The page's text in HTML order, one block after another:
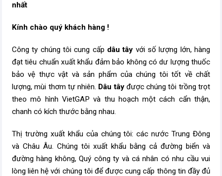
nhất
Kính chào quý khách hàng !
Công ty chúng tôi cung cấp dâu tây với số lượng lớn, hàng
đạt tiêu chuẩn xuất khẩu đảm bảo không có dư lượng thuốc
bảo vệ thực vật và sản phẩm của chúng tôi tốt về chất
lượng, mùi thơm tự nhiên. Dâu tâyđược chúng tôi trồng trọt
theo mô hình VietGAP và thu hoạch một cách cẩn thận,
chanh có kích thước bằng nhau.
Thị trường xuất khẩu của chúng tôi: các nước Trung Đông
và Châu Âu. Chúng tôi xuất khẩu bằng cả đường biển và
đường hàng không, Quý công ty và cá nhân có nhu cầu vui
lòng liên hệ với chúng tôi để được cung cấp thông tin đầy đủ